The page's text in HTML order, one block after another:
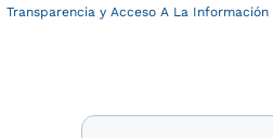
Transparencia y Acceso A La Información